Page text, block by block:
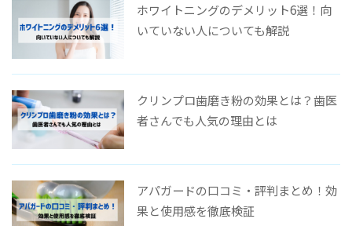
ホワイトニングのデメリット6選！向
いていない人についても解説
クリンプロ歯磨き粉の効果とは？歯医
者さんでも人気の理由とは
アパガードの口コミ・評判まとめ！効
果と使用感を徹底検証